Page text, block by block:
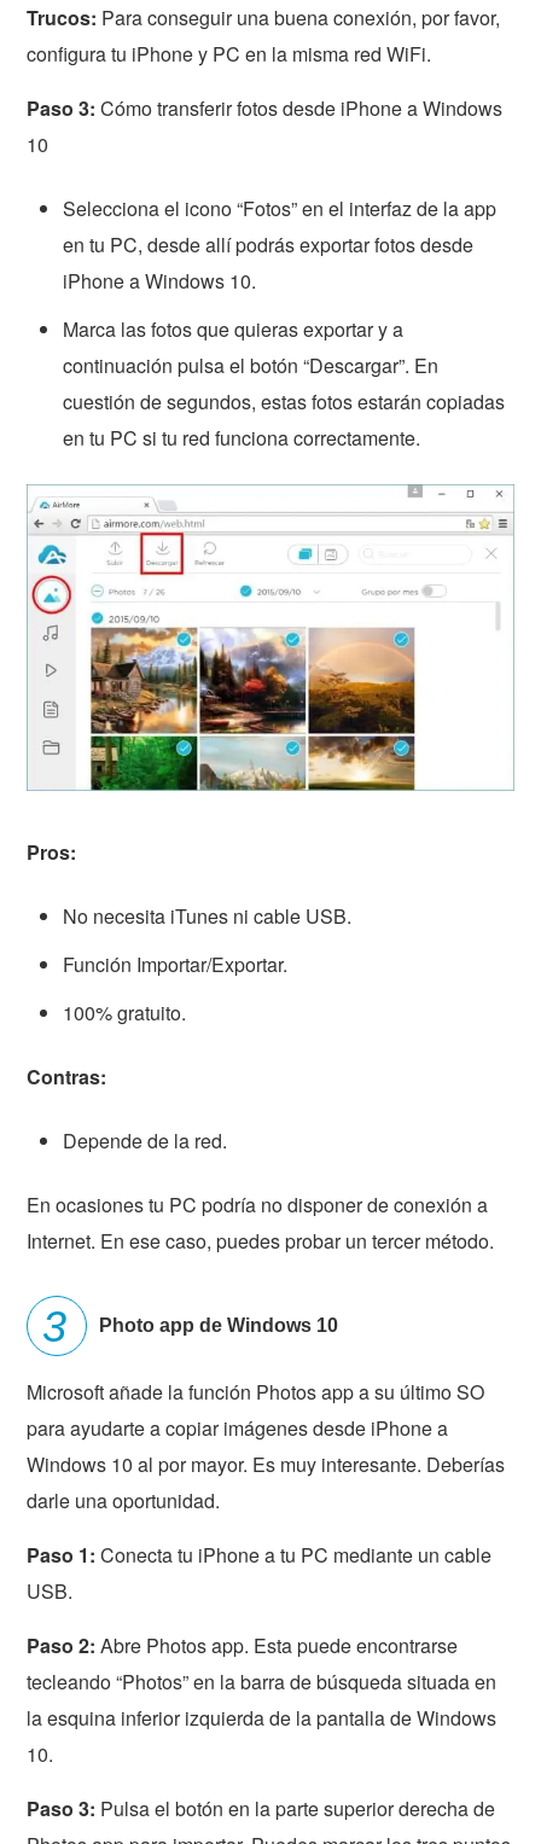
Trucos: Para conseguir una buena conexión, por favor,
configura tu iPhone y PC en la misma red WiFi.
Paso 3: Cómo transferir fotos desde iPhone a Windows
10
Selecciona el icono “Fotos” en el interfaz de la app
en tu PC, desde allí podrás exportar fotos desde
iPhone a Windows 10.
Marca las fotos que quieras exportar y a
continuación pulsa el botón “Descargar”. En
cuestión de segundos, estas fotos estarán copiadas
en tu PC si tu red funciona correctamente.
Pros:
No necesita iTunes ni cable USB.
Función Importar/Exportar.
100% gratuito.
Contras:
Depende de la red.
En ocasiones tu PC podría no disponer de conexión a
Internet. En ese caso, puedes probar un tercer método.
Photo app de Windows 10
Microsoft añade la función Photos app a su último SO
para ayudarte a copiar imágenes desde iPhone a
Windows 10 al por mayor. Es muy interesante. Deberías
darle una oportunidad.
Paso 1: Conecta tu iPhone a tu PC mediante un cable
USB.
Paso 2: Abre Photos app. Esta puede encontrarse
tecleando “Photos” en la barra de búsqueda situada en
la esquina inferior izquierda de la pantalla de Windows
10.
Paso 3: Pulsa el botón en la parte superior derecha de